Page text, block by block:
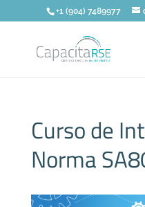
+1 (904) 7489977
Curso de
Norma